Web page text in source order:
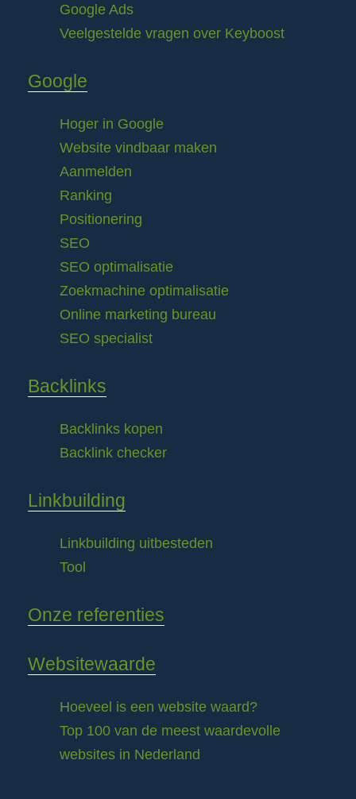
Google Ads
Veelgestelde vragen over Keyboost
Google
Hoger in Google
Website vindbaar maken
Aanmelden
Ranking
Positionering
SEO
SEO optimalisatie
Zoekmachine optimalisatie
Online marketing bureau
SEO specialist
Backlinks
Backlinks kopen
Backlink checker
Linkbuilding
Linkbuilding uitbesteden
Tool
Onze referenties
Websitewaarde
Hoeveel is een website waard?
Top 100 van de meest waardevolle
websites in Nederland